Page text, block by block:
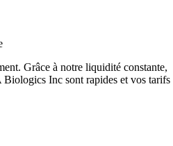
Grâce à notre liquidité constante,
Inc sont rapides et vos tarifs